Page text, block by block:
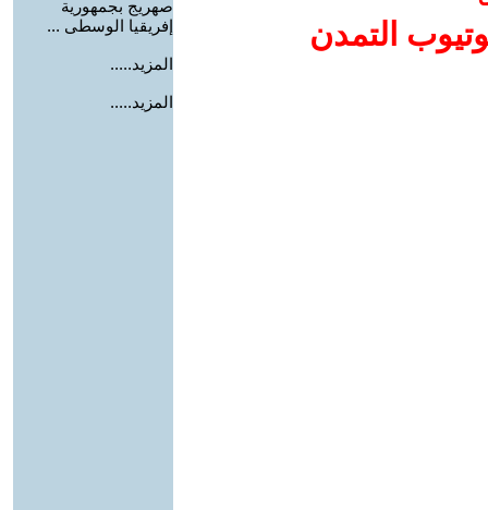
التمدن
صهريج بجمهورية
إفريقيا الوسطى ...
المزيد.....
المزيد.....